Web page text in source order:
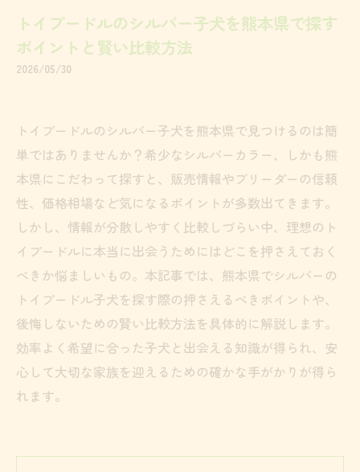
トイプードルのシルバー子犬を熊本県で探す
ポイントと賢い比較方法
2026/05/30
トイプードルのシルバー子犬を熊本県で見つけるのは簡
単ではありませんか？希少なシルバーカラー、しかも熊
本県にこだわって探すと、販売情報やブリーダーの信頼
性、価格相場など気になるポイントが多数出てきます。
しかし、情報が分散しやすく比較しづらい中、理想のト
イプードルに本当に出会うためにはどこを押さえておく
べきか悩ましいもの。本記事では、熊本県でシルバーの
トイプードル子犬を探す際の押さえるべきポイントや、
後悔しないための賢い比較方法を具体的に解説します。
効率よく希望に合った子犬と出会える知識が得られ、安
心して大切な家族を迎えるための確かな手がかりが得ら
れます。